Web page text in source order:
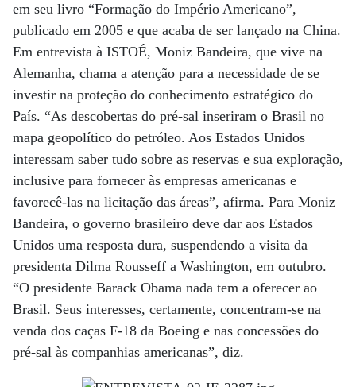
em seu livro “Formação do Império Americano”,
publicado em 2005 e que acaba de ser lançado na China.
Em entrevista à ISTOÉ, Moniz Bandeira, que vive na
Alemanha, chama a atenção para a necessidade de se
investir na proteção do conhecimento estratégico do
País. “As descobertas do pré-sal inseriram o Brasil no
mapa geopolítico do petróleo. Aos Estados Unidos
interessam saber tudo sobre as reservas e sua exploração,
inclusive para fornecer às empresas americanas e
favorecê-las na licitação das áreas”, afirma. Para Moniz
Bandeira, o governo brasileiro deve dar aos Estados
Unidos uma resposta dura, suspendendo a visita da
presidenta Dilma Rousseff a Washington, em outubro.
“O presidente Barack Obama nada tem a oferecer ao
Brasil. Seus interesses, certamente, concentram-se na
venda dos caças F-18 da Boeing e nas concessões do
pré-sal às companhias americanas”, diz.